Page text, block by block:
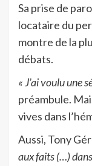
Sa prise de
locataire du
montre de la
débats.
« J’ai voulu une
préambule.
vives dans
Aussi, Tony
aux faits (…)